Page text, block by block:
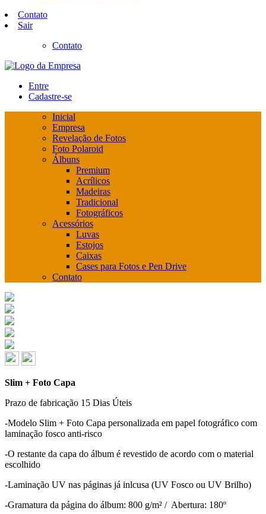
Contato
Sair
Contato
Entre
Cadastre-se
Inicial
Empresa
Revelação de Fotos
Foto Polaroid
Álbuns
Premium
Acrílicos
Madeiras
Tradicional
Fotográficos
Acessórios
Luvas
Estojos
Caixas
Cases para Fotos e Pen Drive
Contato
Slim + Foto Capa
Prazo de fabricação 15 Dias Úteis
-Modelo Slim + Foto Capa personalizada em papel fotográfico com
laminação fosco anti-risco
-O restante da capa do álbum é revestido de acordo com o material
escolhido
-Laminação UV nas páginas já inlcusa (UV Fosco ou UV Brilho)
-Gramatura da página do álbum: 800 g/m² / Abertura: 180º